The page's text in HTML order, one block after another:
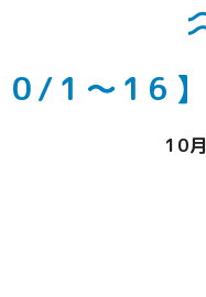
1～16】
10